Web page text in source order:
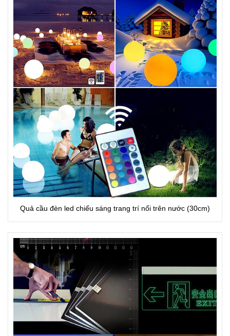
Quả cầu đèn led chiếu sáng trang trí nổi trên nước (30cm)